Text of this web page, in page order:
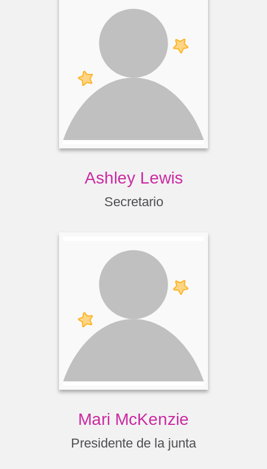
Ashley Lewis
Secretario
Mari McKenzie
Presidente de la junta